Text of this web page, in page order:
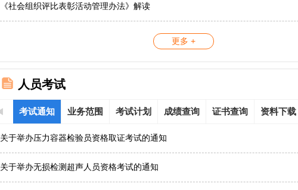
《社会组织评比表彰活动管理办法》解读
更多 +
人员考试
考试通知 业务范围 考试计划 成绩查询 证书查询 资料下载
关于举办压力容器检验员资格取证考试的通知
关于举办无损检测超声人员资格考试的通知